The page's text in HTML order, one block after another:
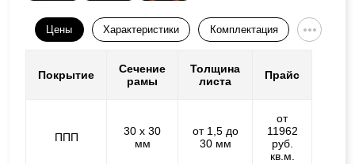
Цены Характеристики Комплектация
Покрытие
Сечение
рамы
Толщина
листа
Прайс
ППП
30 х 30
мм
от 1,5 до
30 мм
от
11962
руб.
кв.м.